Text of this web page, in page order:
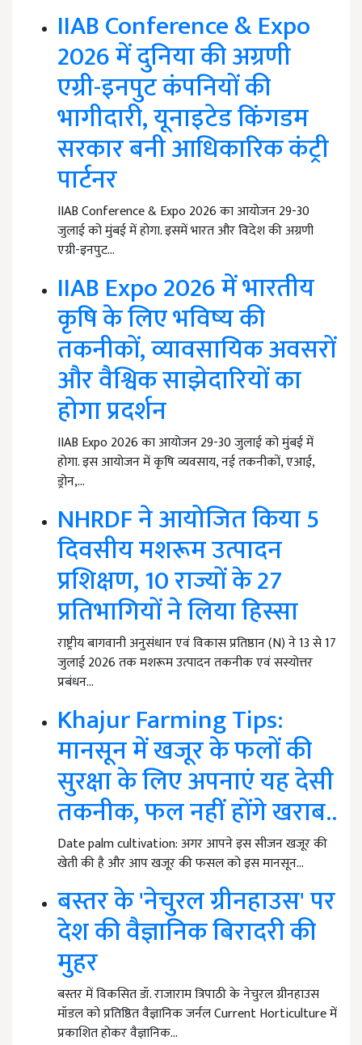
IIAB Conference & Expo
2026 में दुनिया की अग्रणी
एग्री-इनपुट कंपनियों की
भागीदारी, यूनाइटेड किंगडम
सरकार बनी आधिकारिक कंट्री
पार्टनर
IIAB Conference & Expo 2026 का आयोजन 29-30
जुलाई को मुंबई में होगा. इसमें भारत और विदेश की अग्रणी
एग्री-इनपुट…
IIAB Expo 2026 में भारतीय
कृषि के लिए भविष्य की
तकनीकों, व्यावसायिक अवसरों
और वैश्विक साझेदारियों का
होगा प्रदर्शन
IIAB Expo 2026 का आयोजन 29-30 जुलाई को मुंबई में
होगा. इस आयोजन में कृषि व्यवसाय, नई तकनीकों, एआई,
ड्रोन,…
NHRDF ने आयोजित किया 5
दिवसीय मशरूम उत्पादन
प्रशिक्षण, 10 राज्यों के 27
प्रतिभागियों ने लिया हिस्सा
राष्ट्रीय बागवानी अनुसंधान एवं विकास प्रतिष्ठान (N) ने 13 से 17
जुलाई 2026 तक मशरूम उत्पादन तकनीक एवं सस्योत्तर
प्रबंधन…
Khajur Farming Tips:
मानसून में खजूर के फलों की
सुरक्षा के लिए अपनाएं यह देसी
तकनीक, फल नहीं होंगे खराब..
Date palm cultivation: अगर आपने इस सीजन खजूर की
खेती की है और आप खजूर की फसल को इस मानसून…
बस्तर के 'नेचुरल ग्रीनहाउस' पर
देश की वैज्ञानिक बिरादरी की
मुहर
बस्तर में विकसित डॉ. राजाराम त्रिपाठी के नेचुरल ग्रीनहाउस
मॉडल को प्रतिष्ठित वैज्ञानिक जर्नल Current Horticulture में
प्रकाशित होकर वैज्ञानिक…